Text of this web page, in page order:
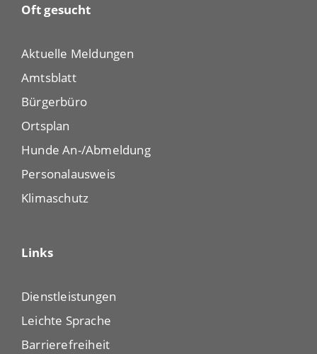
Oft gesucht
Aktuelle Meldungen
Amtsblatt
Bürgerbüro
Ortsplan
Hunde An-/Abmeldung
Personalausweis
Klimaschutz
Links
Dienstleistungen
Leichte Sprache
Barrierefreiheit